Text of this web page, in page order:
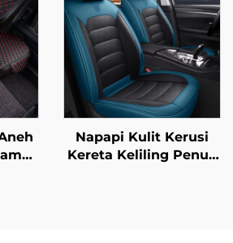
Tanpa Bahagian
Belakang Percuma
Penyejukan
Napapi Kulit Kerusi
Kereta Keliling Penuh